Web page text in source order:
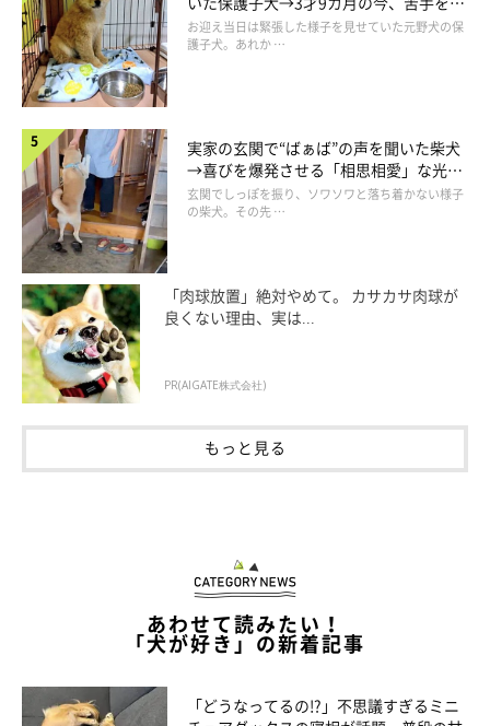
服し頼もしいコに成長！
お迎え当日は緊張した様子を見せていた元野犬の保
護子犬。あれか …
実家の玄関で“ばぁば”の声を聞いた柴犬
→喜びを爆発させる「相思相愛」な光景
にほっこり
玄関でしっぽを振り、ソワソワと落ち着かない様子
の柴犬。その先 …
「肉球放置」絶対やめて。 カサカサ肉球が
良くない理由、実は...
PR(AIGATE株式会社)
もっと見る
あわせて読みたい！
「犬が好き」の新着記事
「どうなってるの!?」不思議すぎるミニ